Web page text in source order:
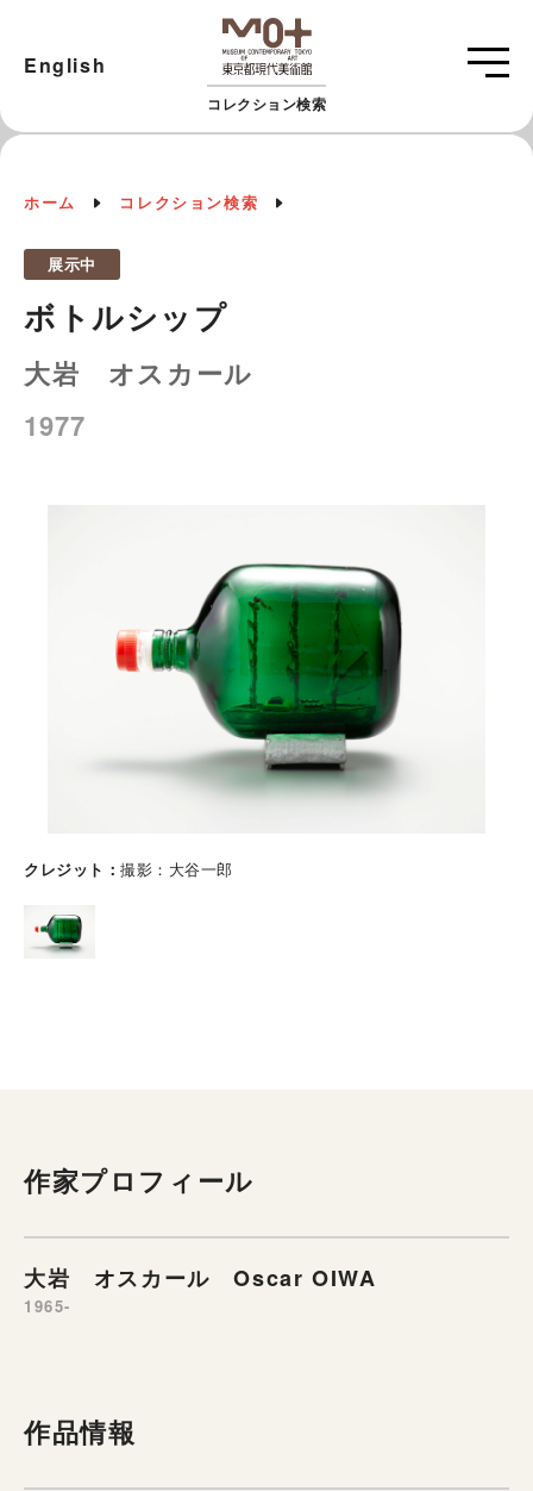
コレクション検索
English
ホーム コレクション検索
展示中
ボトルシップ
大岩 オスカール
1977
クレジット 撮影：大谷一郎
作家プロフィール
大岩 オスカール Oscar OIWA
1965-
作品情報